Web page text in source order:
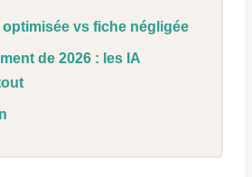
vs fiche négligée
de 2026 : les IA